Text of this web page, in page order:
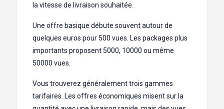
la vitesse de livraison souhaitée.
Une offre basique débute souvent autour de
quelques euros pour 500 vues. Les packages plus
importants proposent 5000, 10000 ou même
50000 vues.
Vous trouverez généralement trois gammes
tarifaires. Les offres économiques misent sur la